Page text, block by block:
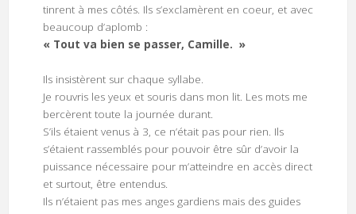
tinrent à mes côtés. Ils s’exclamèrent en coeur, et avec
beaucoup d’aplomb :
« Tout va bien se passer, Camille. »
Ils insistèrent sur chaque syllabe.
Je rouvris les yeux et souris dans mon lit. Les mots me
bercèrent toute la journée durant.
S’ils étaient venus à 3, ce n’était pas pour rien. Ils
s’étaient rassemblés pour pouvoir être sûr d’avoir la
puissance nécessaire pour m’atteindre en accès direct
et surtout, être entendus.
Ils n’étaient pas mes anges gardiens mais des guides